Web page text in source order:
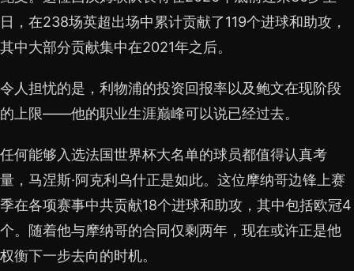
日，在238场英超出场中累计贡献了119个进球和助攻，
其中大部分贡献集中在2021年之后。
令人担忧的是，利物浦的投资回报率以及鲍文在现阶段
的上限——他的职业生涯巅峰可以说已经过去。
任何能够入选法国世界杯大名单的球员都值得认真考
量，马涅斯·阿克利乌什正是如此。这位摩纳哥边锋上赛
季在各项赛事中共贡献18个进球和助攻，其中包括欧冠4
个。随着他与摩纳哥的合同仅剩两年，现在或许正是他
权衡下一步去向的时机。